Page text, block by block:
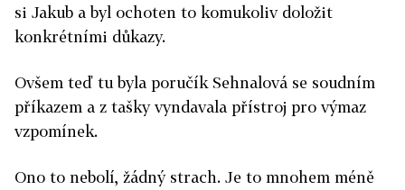
si Jakub a byl ochoten to komukoliv doložit
konkrétními důkazy.
Ovšem teď tu byla poručík Sehnalová se soudním
příkazem a z tašky vyndavala přístroj pro výmaz
vzpomínek.
Ono to nebolí, žádný strach. Je to mnohem méně